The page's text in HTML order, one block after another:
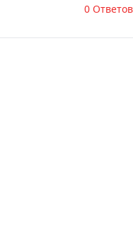
0 Ответов